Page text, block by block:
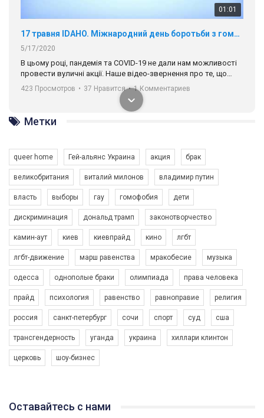
01:01
17 травня IDAHO. Міжнародний день боротьби з гомофобією трансфобією і біфобія.
5/17/2020
В цьому році, пандемія та COVІD-19 не дали нам можливості
провести вуличні акції. Наше відео-звернення про те, що
навіть коли ми у різних містах та не можемо зустрінеться, ми
разом. Ми закликаємо всіх хто поділяє цінності рівності та
солідарності, приєднатися до нас. Регіональні підрозділи
ГАУ є в 16 областях України.
Разом наш голос лунає гучніше!
423 Просмотров • 37 Нравится • 1 Комментариев
Зупинимо насильство проти ЛГБТ в Україні! Stop violence against LGBT in Ukraine!
6/30/2017
Емоційний та вражаючий промо-ролік на конкурс PACT, який
представляє програму "Гей-альянс Україна" з протидії
насильству проти ЛГБТ в Україні.
Ми просимо вашої підтримки, щоб реалізувати нашу
програму з боротьби з насильством проти ЛГБТ в Україні.
Якщо ти хочеш підтримати нас - просто натисни "лайк" під
best video, representing programme for the development of
1.9K Просмотров • 226 Нравится • 5 Комментариев
Метки
queer home Гей-альянс Украина акция брак
великобритания виталий милонов владимир путин
власть выборы гау гомофобия дети
дискриминация дональд трамп законотворчество
камин-аут киев киевпрайд кино лгбт
лгбт-движение марш равенства мракобесие музыка
одесса однополые браки олимпиада права человека
прайд психология равенство равноправие религия
россия санкт-петербург сочи спорт суд сша
трансгендерность уганда украина хиллари клинтон
церковь шоу-бизнес
Оставайтесь с нами